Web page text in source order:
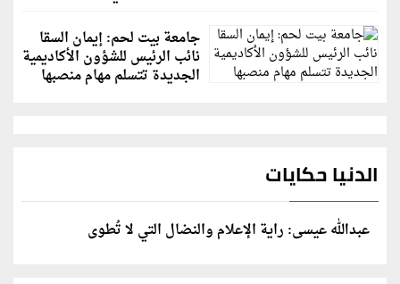
جامعة بيت لحم: إيمان السقا
نائب الرئيس للشؤون الأكاديمية
الجديدة تتسلم مهام منصبها
الدنيا حكايات
عبدالله عيسى: راية الإعلام والنضال التي لا تُطوى